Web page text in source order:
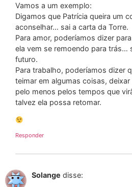
Vamos a um exemplo:
Digamos que Patrícia queira um
aconselhar… sai a carta da Torre.
Para amor, poderíamos dizer
ela vem se remoendo para trás…
futuro.
Para trabalho, poderíamos dizer
teimar em algumas coisas,
pelo menos pelos tempos que
talvez ela possa retomar.
Responder
Solange disse: